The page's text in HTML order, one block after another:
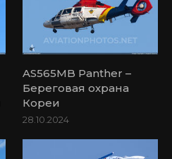
AS565MB Panther –
Береговая охрана
Кореи
28.10.2024